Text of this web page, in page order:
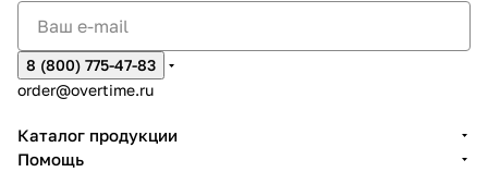
8 (800) 775-47-83
order@overtime.ru
Каталог продукции
Помощь